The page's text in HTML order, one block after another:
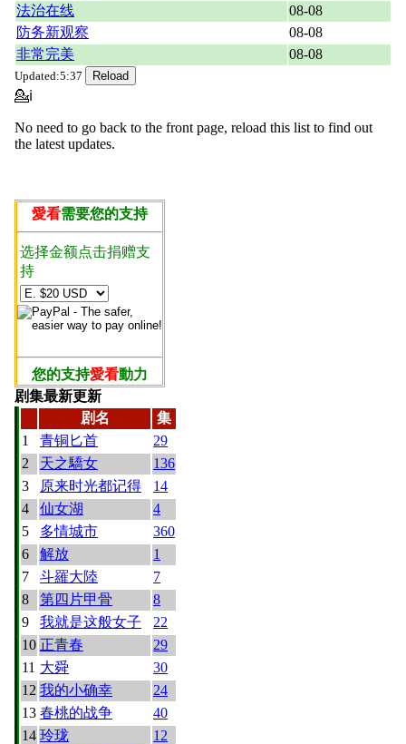
法治在线
08-08
防务新观察
08-08
非常完美
08-08
Updated:5:37
💁ℹ
No need to go back to the front page, reload this list to find out
the latest updates.
愛看需要您的支持
选择金额点击捐赠支
持
您的支持愛看動力
剧集最新更新
剧名
集
1
青铜匕首
29
2
天之驕女
136
3
原来时光都记得
14
4
仙女湖
4
5
多情城市
360
6
解放
1
7
斗羅大陸
7
8
第四片甲骨
8
9
我就是这般女子
22
10 正青春
29
11 大舜
30
12 我的小确幸
24
13 春桃的战争
40
14 玲珑 12